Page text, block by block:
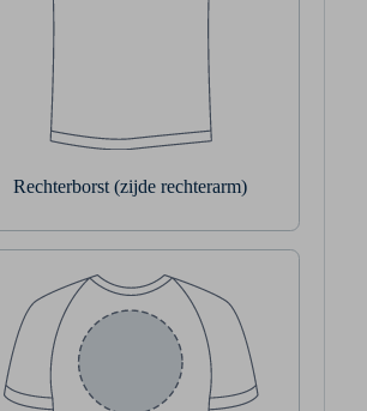
Rechterborst (zijde rechterarm)